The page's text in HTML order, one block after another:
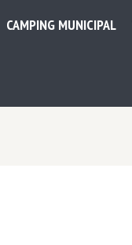
CAMPING MUNICIPAL